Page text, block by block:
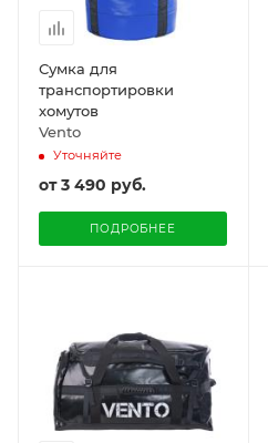
Сумка для
транспортировки
хомутов
Vento
Уточняйте
от3 490 руб.
ПОДРОБНЕЕ